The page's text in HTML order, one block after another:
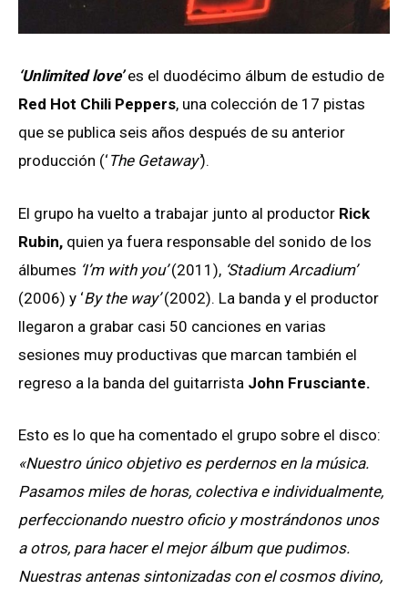
‘Unlimited love’es el duodécimo álbum de estudio de
Red Hot Chili Peppers, una colección de 17 pistas
que se publica seis años después de su anterior
producción (‘The Getaway’).
El grupo ha vuelto a trabajar junto al productor Rick
Rubin, quien ya fuera responsable del sonido de los
álbumes ‘I’m with you’(2011), ‘Stadium Arcadium’
(2006) y ‘By the way’(2002). La banda y el productor
llegaron a grabar casi 50 canciones en varias
sesiones muy productivas que marcan también el
regreso a la banda del guitarrista John Frusciante.
Esto es lo que ha comentado el grupo sobre el disco:
«Nuestro único objetivo es perdernos en la música.
Pasamos miles de horas, colectiva e individualmente,
perfeccionando nuestro oficio y mostrándonos unos
a otros, para hacer el mejor álbum que pudimos.
Nuestras antenas sintonizadas con el cosmos divino,